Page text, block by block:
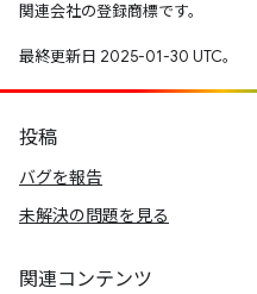
関連会社の登録商標です。
最終更新日 2025-01-30 UTC。
投稿
バグを報告
未解決の問題を見る
関連コンテンツ